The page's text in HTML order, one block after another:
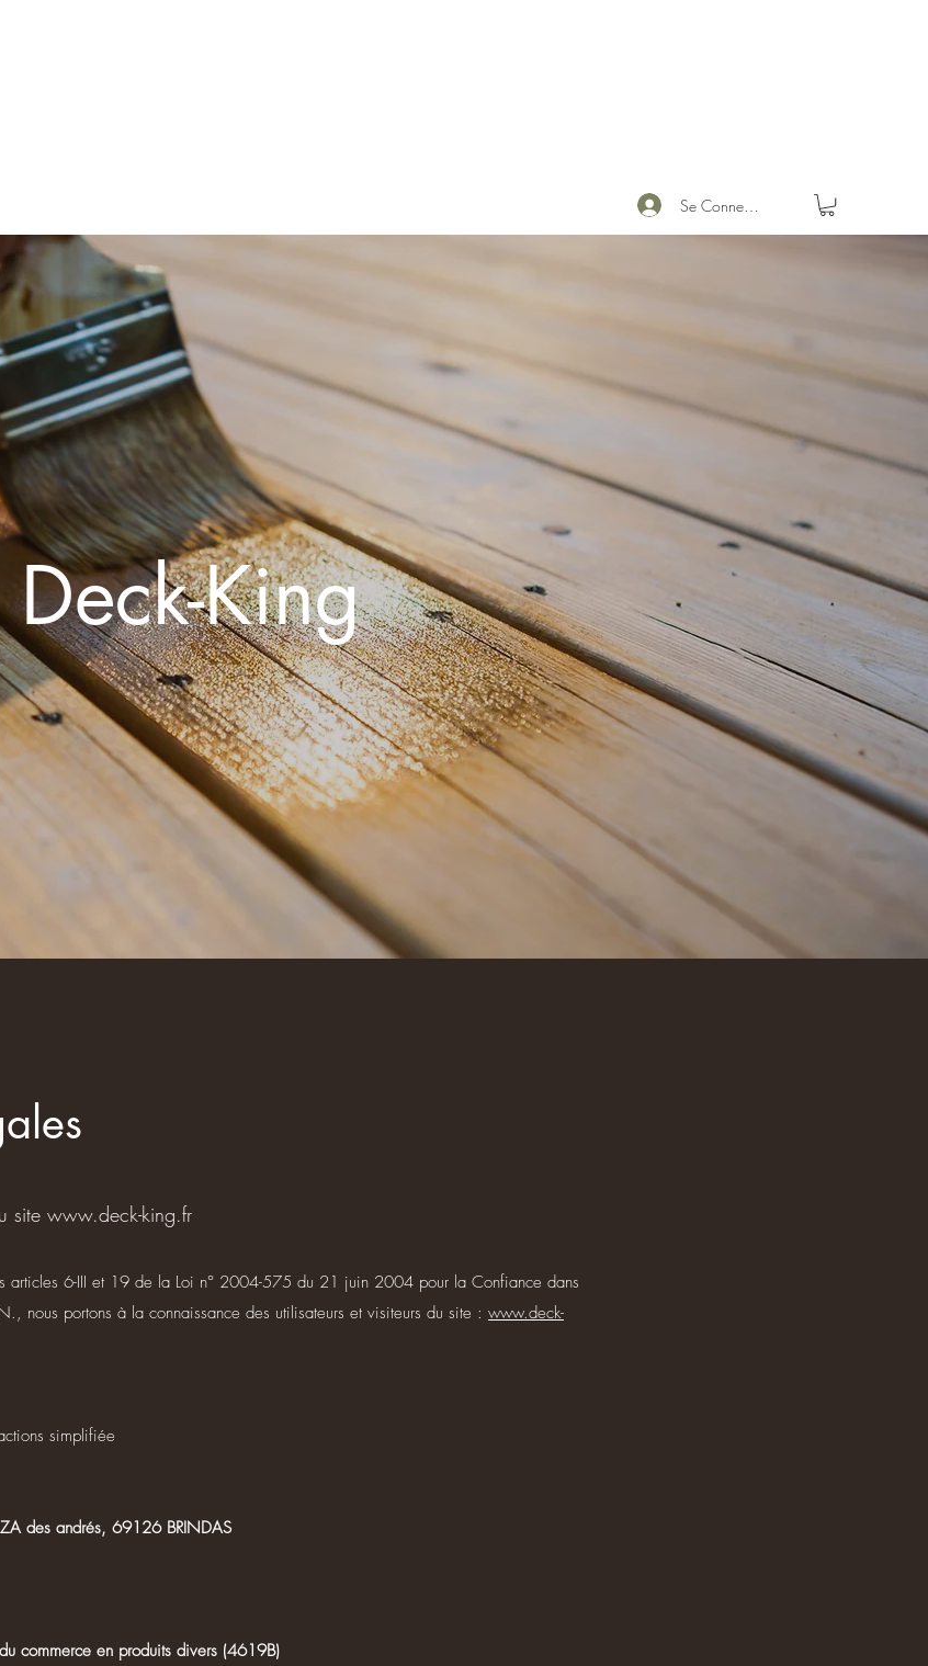
Se Connecter
Deck-King
site www.deck-king.fr
articles 6-III et 19 de la Loi n° 2004-575 du 21 juin 2004 pour la Confiance dans
nous portons à la connaissance des utilisateurs et visiteurs du site : www.deck-
simplifiée
des andrés, 69126 BRINDAS
commerce en produits divers (4619B)